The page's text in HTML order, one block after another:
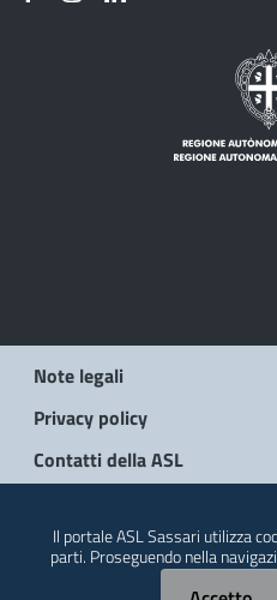
Note legali
Privacy policy
Contatti della ASL
Il portale ASL Sassari utilizza
parti. Proseguendo nella